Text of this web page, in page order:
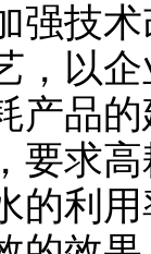
强技
，以
产品
要求
的利